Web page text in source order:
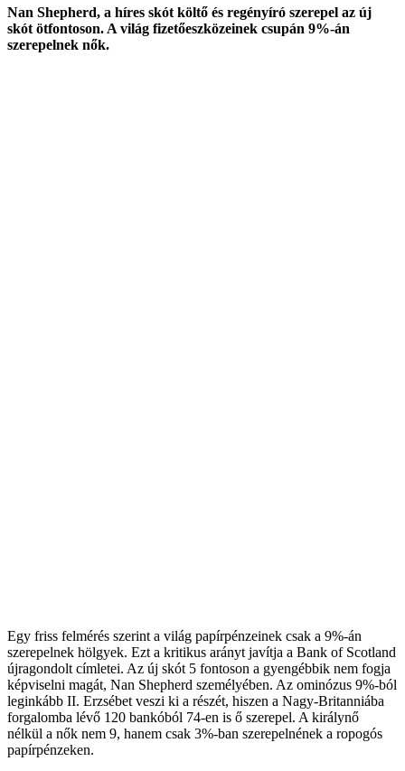
Nan Shepherd, a híres skót költő és regényíró szerepel az új
skót ötfontoson. A világ fizetőeszközeinek csupán 9%-án
szerepelnek nők.
Egy friss felmérés szerint a világ papírpénzeinek csak a 9%-án
szerepelnek hölgyek. Ezt a kritikus arányt javítja a Bank of Scotland
újragondolt címletei. Az új skót 5 fontoson a gyengébbik nem fogja
képviselni magát, Nan Shepherd személyében. Az ominózus 9%-ból
leginkább II. Erzsébet veszi ki a részét, hiszen a Nagy-Britanniába
forgalomba lévő 120 bankóból 74-en is ő szerepel. A királynő
nélkül a nők nem 9, hanem csak 3%-ban szerepelnének a ropogós
papírpénzeken.